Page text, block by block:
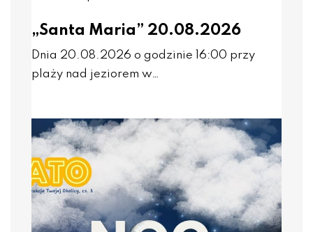
„Santa Maria” 20.08.2026
Dnia 20.08.2026 o godzinie 16:00 przy
plaży nad jeziorem w…